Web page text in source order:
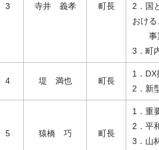
3 寺井 義孝 町長
2．国
おける
事業
3．町
4 堤 満也 町長
1．DX
2．新
5 猿橋 巧 町長
1．重
2．平
3．山